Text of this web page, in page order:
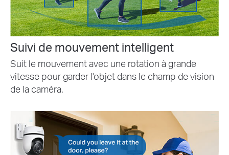
Suivi de mouvement intelligent
Suit le mouvement avec une rotation à grande
vitesse pour garder l'objet dans le champ de vision
de la caméra.